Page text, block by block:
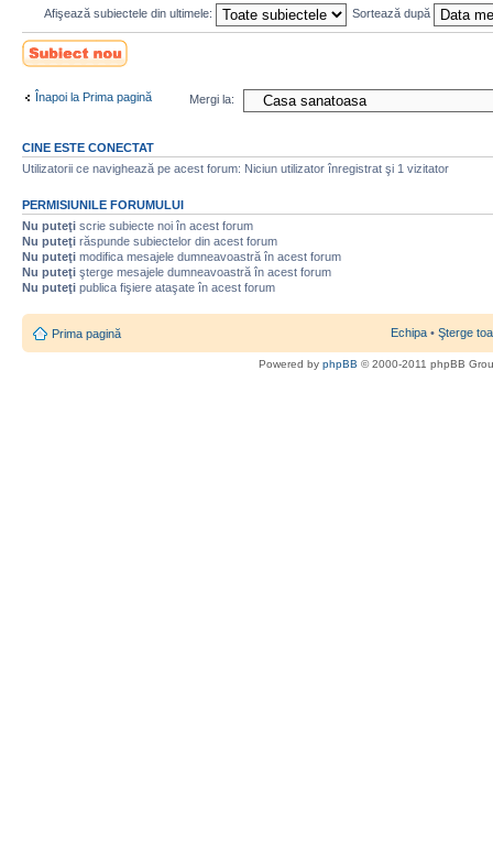
Afişează subiectele din ultimele: Sortează după
Scrie un subiect
nou
Înapoi la Prima pagină Mergi la:
CINE ESTE CONECTAT
Utilizatorii ce navighează pe acest forum: Niciun utilizator înregistrat şi 1 vizitator
PERMISIUNILE FORUMULUI
Nu puteţi scrie subiecte noi în acest forum
Nu puteţi răspunde subiectelor din acest forum
Nu puteţi modifica mesajele dumneavoastră în acest forum
Nu puteţi şterge mesajele dumneavoastră în acest forum
Nu puteţi publica fişiere ataşate în acest forum
Prima pagină Echipa • Şterge
Powered by phpBB © 2000-2011 phpBB